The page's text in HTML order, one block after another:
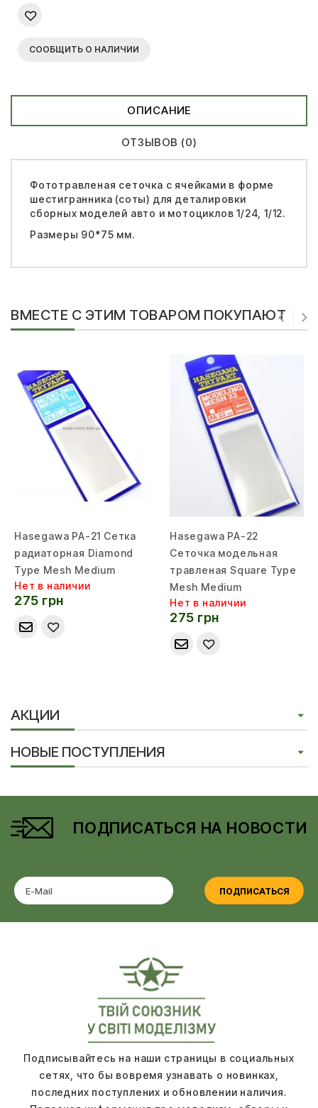
СООБЩИТЬ О НАЛИЧИИ
ОПИСАНИЕ
ОТЗЫВОВ (0)
Фототравленая сеточка с ячейками в форме
шестигранника (соты) для деталировки
сборных моделей авто и мотоциклов 1/24, 1/12.
Размеры 90*75 мм.
ВМЕСТЕ С ЭТИМ ТОВАРОМ ПОКУПАЮТ
Hasegawa PA-21 Сетка
радиаторная Diamond
Type Mesh Medium
Нет в наличии
275 грн
Hasegawa PA-22
Сеточка модельная
травленая Square Type
Mesh Medium
Нет в наличии
275 грн
АКЦИИ
НОВЫЕ ПОСТУПЛЕНИЯ
ПОДПИСАТЬСЯ НА НОВОСТИ
ПОДПИСАТЬСЯ
Подписывайтесь на наши страницы в социальных
сетях, что бы вовремя узнавать о новинках,
последних поступлених и обновлении наличия.